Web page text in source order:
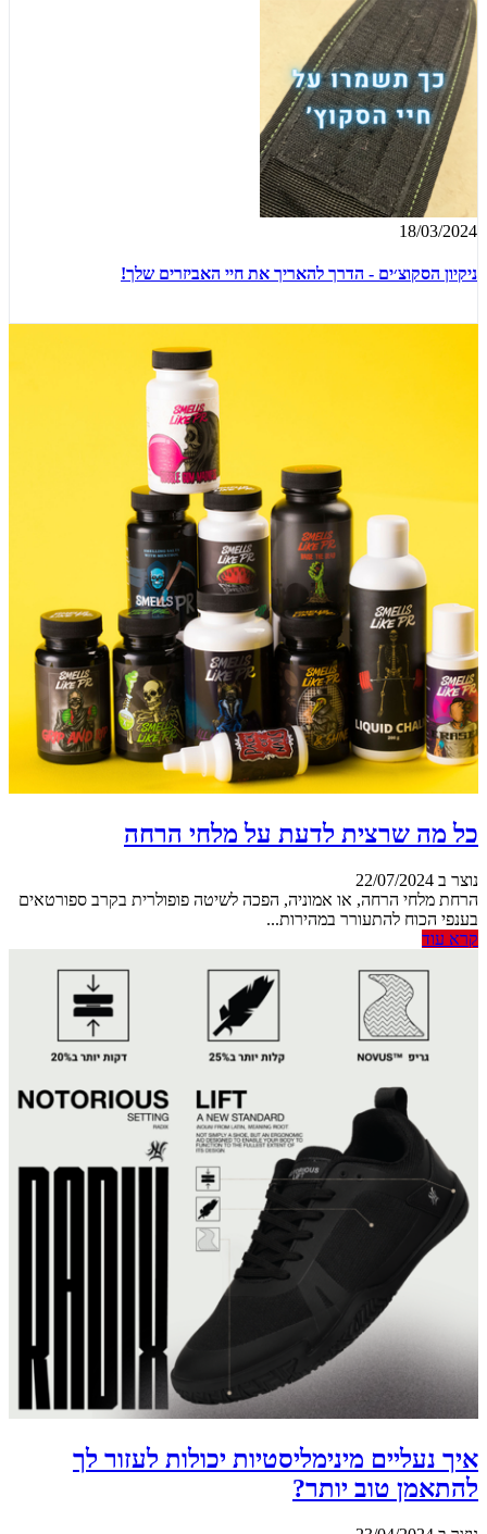
18/03/2024
ניקיון הסקוצ׳ים - הדרך להאריך את חיי האביזרים שלך!
כל מה שרצית לדעת על מלחי הרחה
נוצר ב 22/07/2024
הרחת מלחי הרחה, או אמוניה, הפכה לשיטה פופולרית בקרב ספורטאים
בענפי הכוח להתעורר במהירות...
קרא עוד
איך נעליים מינימליסטיות יכולות לעזור לך
להתאמן טוב יותר?